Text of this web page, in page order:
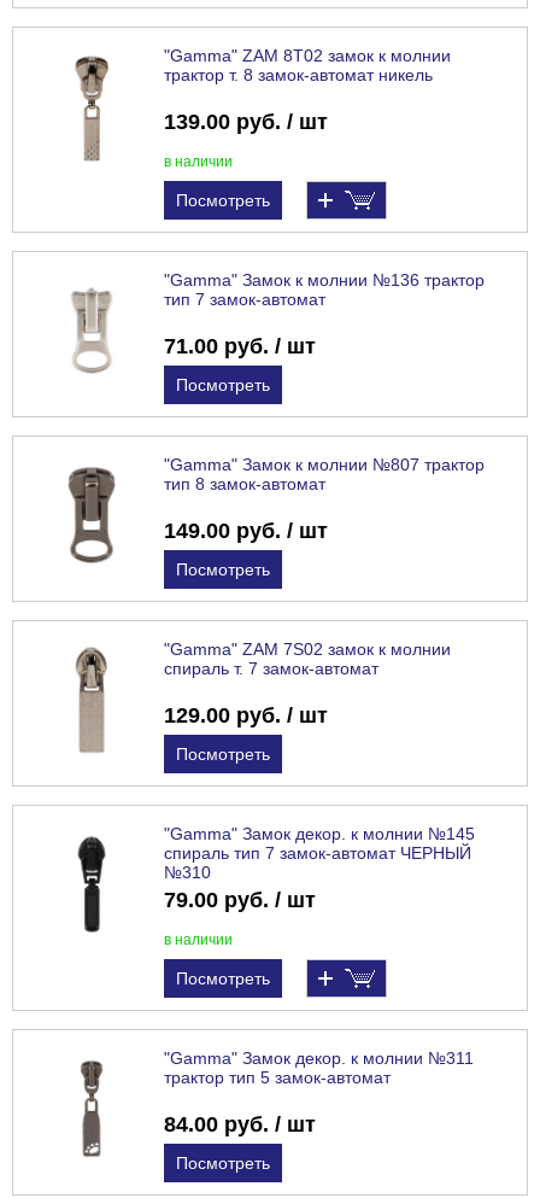
"Gamma" ZAM 8T02 замок к молнии
трактор т. 8 замок-автомат никель
139.00 руб. / шт
в наличии
Посмотреть
"Gamma" Замок к молнии №136 трактор
тип 7 замок-автомат
71.00 руб. / шт
Посмотреть
"Gamma" Замок к молнии №807 трактор
тип 8 замок-автомат
149.00 руб. / шт
Посмотреть
"Gamma" ZAM 7S02 замок к молнии
спираль т. 7 замок-автомат
129.00 руб. / шт
Посмотреть
"Gamma" Замок декор. к молнии №145
спираль тип 7 замок-автомат ЧЕРНЫЙ
№310
79.00 руб. / шт
в наличии
Посмотреть
"Gamma" Замок декор. к молнии №311
трактор тип 5 замок-автомат
84.00 руб. / шт
Посмотреть